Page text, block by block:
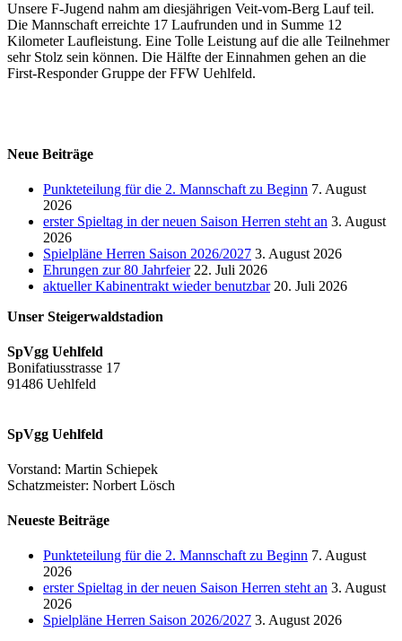
Unsere F-Jugend nahm am diesjährigen Veit-vom-Berg Lauf teil.
Die Mannschaft erreichte 17 Laufrunden und in Summe 12
Kilometer Laufleistung. Eine Tolle Leistung auf die alle Teilnehmer
sehr Stolz sein können. Die Hälfte der Einnahmen gehen an die
First-Responder Gruppe der FFW Uehlfeld.
Neue Beiträge
Punkteteilung für die 2. Mannschaft zu Beginn 7. August
2026
erster Spieltag in der neuen Saison Herren steht an 3. August
2026
Spielpläne Herren Saison 2026/2027 3. August 2026
Ehrungen zur 80 Jahrfeier 22. Juli 2026
aktueller Kabinentrakt wieder benutzbar 20. Juli 2026
Unser Steigerwaldstadion
SpVgg Uehlfeld
Bonifatiusstrasse 17
91486 Uehlfeld
SpVgg Uehlfeld
Vorstand: Martin Schiepek
Schatzmeister: Norbert Lösch
Neueste Beiträge
Punkteteilung für die 2. Mannschaft zu Beginn 7. August
2026
erster Spieltag in der neuen Saison Herren steht an 3. August
2026
Spielpläne Herren Saison 2026/2027 3. August 2026